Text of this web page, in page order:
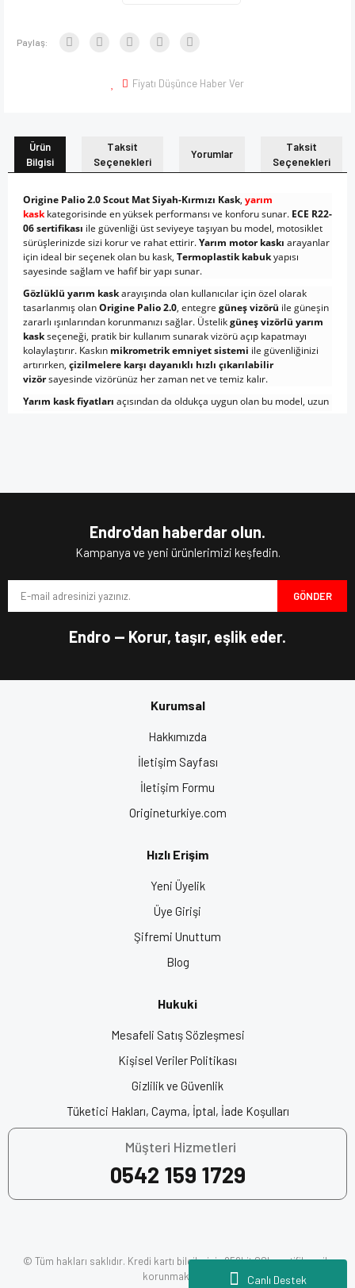
Canlı Destek
Paylaş:
Fiyatı Düşünce Haber Ver
Ürün
Bilgisi
Taksit
Seçenekleri
Yorumlar
Taksit
Seçenekleri
Origine Palio 2.0 Scout Mat Siyah-Kırmızı Kask, yarım
kaskkategorisinde en yüksek performansı ve konforu sunar. ECE R22-
06 sertifikası ile güvenliği üst seviyeye taşıyan bu model, motosiklet
sürüşlerinizde sizi korur ve rahat ettirir.Yarım motor kaskı arayanlar
için ideal bir seçenek olan bu kask, Termoplastik kabukyapısı
sayesinde sağlam ve hafif bir yapı sunar.
Gözlüklü yarım kaskarayışında olan kullanıcılar için özel olarak
tasarlanmış olanOrigine Palio 2.0, entegre güneş vizörü ile güneşin
zararlı ışınlarından korunmanızı sağlar. Üstelikgüneş vizörlü yarım
kaskseçeneği, pratik bir kullanım sunarak vizörü açıp kapatmayı
kolaylaştırır. Kaskın mikrometrik emniyet sistemi ile güvenliğinizi
artırırken, çizilmelere karşı dayanıklı hızlı çıkarılabilir
vizörsayesinde vizörünüz her zaman net ve temiz kalır.
Yarım kask fiyatları açısından da oldukça uygun olan bu model, uzun
Şimdi sipariş verin ve sürüşlerinizi daha güvenli hale getirin!
Anahtar Kelimeler:En İyi Kask Markası, Yarım Kask, Yarım Kask
Ekipman, Motorcu Kaskı, Motosiklet Kask Fiyatları, Origine Kask,
Ürün resmi kalitesiz, bozuk veya görüntülenemiyor.
Ürün açıklamasında eksik bilgiler bulunuyor.
Ürün fiyatı diğer sitelerden daha pahalı.
Gönder
Endro'dan haberdar olun.
Kampanya ve yeni ürünlerimizi keşfedin.
GÖNDER
Endro — Korur, taşır, eşlik eder.
Kurumsal
Hakkımızda
İletişim Sayfası
İletişim Formu
Origineturkiye.com
Hızlı Erişim
Yeni Üyelik
Üye Girişi
Şifremi Unuttum
Blog
Hukuki
Mesafeli Satış Sözleşmesi
Kişisel Veriler Politikası
Gizlilik ve Güvenlik
Tüketici Hakları, Cayma, İptal, İade Koşulları
Müşteri Hizmetleri
0542 159 1729
© Tüm hakları saklıdır. Kredi kartı bilgileriniz 256bit SSL sertifikası ile
korunmaktadır.